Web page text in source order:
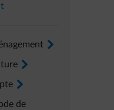
arrow-right
arrow-right
arrow-right
de